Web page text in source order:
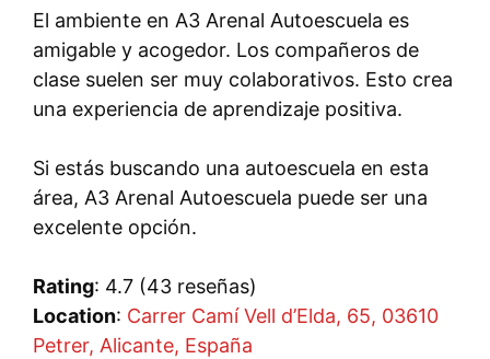
El ambiente en A3 Arenal Autoescuela es
amigable y acogedor. Los compañeros de
clase suelen ser muy colaborativos. Esto crea
una experiencia de aprendizaje positiva.
Si estás buscando una autoescuela en esta
área, A3 Arenal Autoescuela puede ser una
excelente opción.
Rating: 4.7 (43 reseñas)
Location: Carrer Camí Vell d’Elda, 65, 03610
Petrer, Alicante, España